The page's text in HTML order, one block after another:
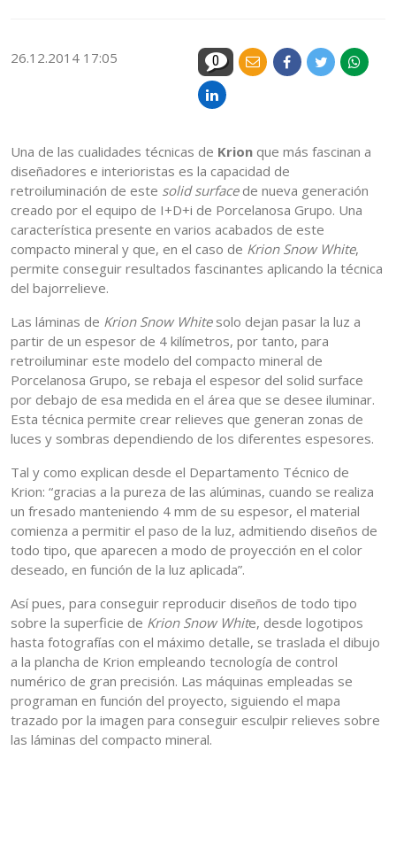
26.12.2014 17:05 0
Una de las cualidades técnicas de Krion que más fascinan a
diseñadores e interioristas es la capacidad de
retroiluminación de este solid surfacede nueva generación
creado por el equipo de I+D+i de Porcelanosa Grupo. Una
característica presente en varios acabados de este
compacto mineral y que, en el caso de Krion Snow White,
permite conseguir resultados fascinantes aplicando la técnica
del bajorrelieve.
Las láminas de Krion Snow Whitesolo dejan pasar la luz a
partir de un espesor de 4 kilímetros, por tanto, para
retroiluminar este modelo del compacto mineral de
Porcelanosa Grupo, se rebaja el espesor del solid surface
por debajo de esa medida en el área que se desee iluminar.
Esta técnica permite crear relieves que generan zonas de
luces y sombras dependiendo de los diferentes espesores.
Tal y como explican desde el Departamento Técnico de
Krion: “gracias a la pureza de las alúminas, cuando se realiza
un fresado manteniendo 4 mm de su espesor, el material
comienza a permitir el paso de la luz, admitiendo diseños de
todo tipo, que aparecen a modo de proyección en el color
deseado, en función de la luz aplicada”.
Así pues, para conseguir reproducir diseños de todo tipo
sobre la superficie de Krion Snow White, desde logotipos
hasta fotografías con el máximo detalle, se traslada el dibujo
a la plancha de Krion empleando tecnología de control
numérico de gran precisión. Las máquinas empleadas se
programan en función del proyecto, siguiendo el mapa
trazado por la imagen para conseguir esculpir relieves sobre
las láminas del compacto mineral.